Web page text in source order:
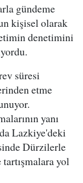
gündeme
kişisel olarak
denetimini
süresi
etme
yanı
Lazkiye'deki
Dürzilerle
yol